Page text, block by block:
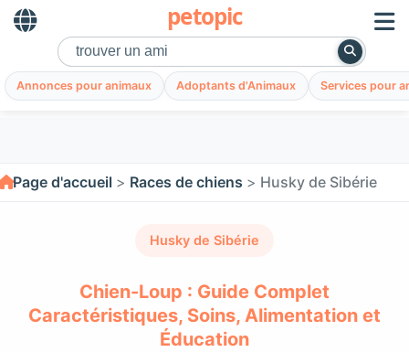
petopic
Annonces pour animaux Adoptants d'Animaux Services pour
Page d'accueil Races de chiens Husky de Sibérie
Husky de Sibérie
Chien-Loup : Guide Complet
Caractéristiques, Soins, Alimentation et
Éducation